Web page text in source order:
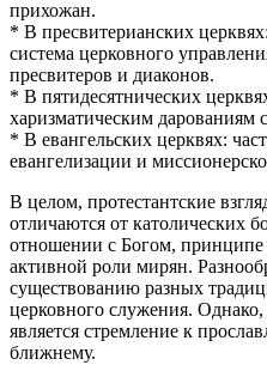
прихожан.
* В пресвитерианских
система церковного
пресвитеров и диаконов.
* В пятидесятнических
харизматическим дарованиям
* В евангельских церквях:
евангелизации и
В целом, протестантские
отличаются от католических
отношении с Богом,
активной роли мирян.
существованию разных
церковного служения.
является стремление к
ближнему.